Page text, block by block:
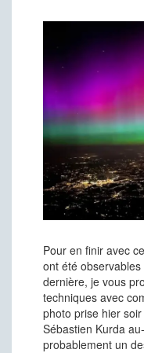
Pour en finir avec
ont été observables
dernière, je vous
techniques avec
photo prise hier
Sébastien Kurda
probablement un